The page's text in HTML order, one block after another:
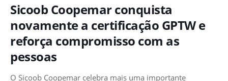
Sicoob Coopemar conquista
novamente a certificação GPTW e
reforça compromisso com as
pessoas
O Sicoob Coopemar celebra mais uma importante